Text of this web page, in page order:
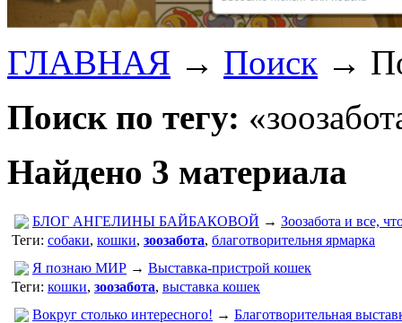
ГЛАВНАЯ → Поиск →
Поиск по тегу:
Найдено 3 материала
БЛОГ АНГЕЛИНЫ БАЙБАКОВОЙ → Зоозабота и все,
Теги: собаки, кошки, зоозабота, благотворительня ярмарка
Я познаю МИР → Выставка-пристрой кошек
Теги: кошки, зоозабота, выставка кошек
Вокруг столько интересного! → Благотворительная